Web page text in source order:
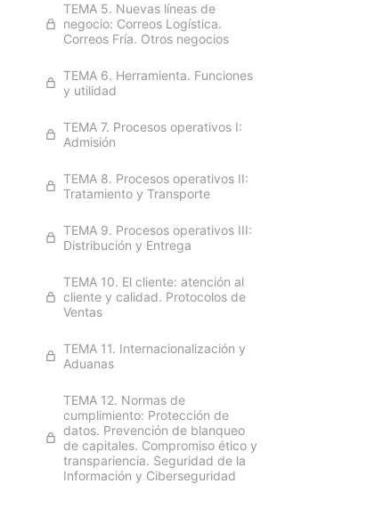
TEMA 5. Nuevas líneas de
negocio: Correos Logística.
Correos Fría. Otros negocios
TEMA 6. Herramienta. Funciones
y utilidad
TEMA 7. Procesos operativos I:
Admisión
TEMA 8. Procesos operativos II:
Tratamiento y Transporte
TEMA 9. Procesos operativos III:
Distribución y Entrega
TEMA 10. El cliente: atención al
cliente y calidad. Protocolos de
Ventas
TEMA 11. Internacionalización y
Aduanas
TEMA 12. Normas de
cumplimiento: Protección de
datos. Prevención de blanqueo
de capitales. Compromiso ético y
transpariencia. Seguridad de la
Información y Ciberseguridad